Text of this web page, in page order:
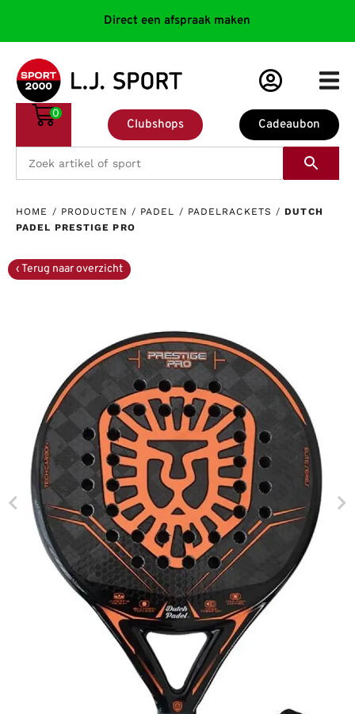
Direct een afspraak maken
Cadeaubon
Clubshops
0
HOME / PRODUCTEN / PADEL / PADELRACKETS /DUTCH
PADEL PRESTIGE PRO